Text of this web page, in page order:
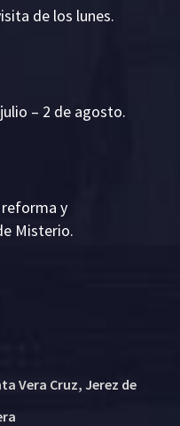
de los lunes.
– 2 de agosto.
y
Misterio.
Vera Cruz, Jerez de